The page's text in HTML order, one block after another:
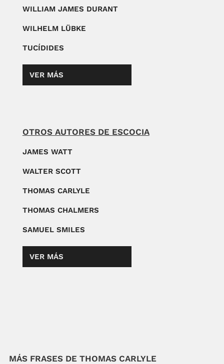
WILLIAM JAMES DURANT
WILHELM LÜBKE
TUCÍDIDES
VER MÁS
OTROS AUTORES DE ESCOCIA
JAMES WATT
WALTER SCOTT
THOMAS CARLYLE
THOMAS CHALMERS
SAMUEL SMILES
VER MÁS
MÁS FRASES DE THOMAS CARLYLE